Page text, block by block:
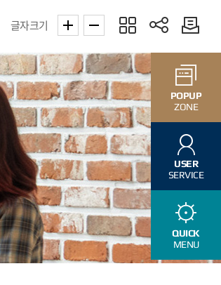
POPUP
ZONE
USER
SERVICE
QUICK
MENU
글자크기